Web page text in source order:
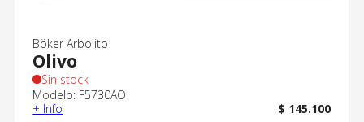
Böker Arbolito
Olivo
Sin stock
Modelo: F5730AO
+ Info
$ 145.100